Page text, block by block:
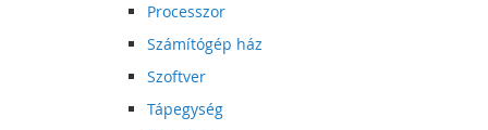
Processzor
Számítógép ház
Szoftver
Tápegység